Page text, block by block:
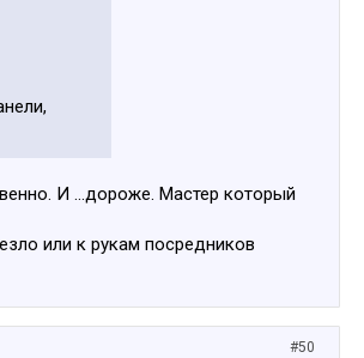
И ...дороже. Мастер который
или к рукам посредников
#50